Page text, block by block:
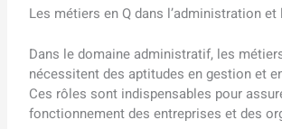
Les métiers en Q dans l’administration
Dans le domaine administratif, les
nécessitent des aptitudes en gestion et
Ces rôles sont indispensables pour
fonctionnement des entreprises et des